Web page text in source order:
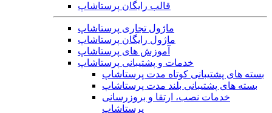
قالب رایگان پرستاشاپ
ماژول تجاری پرستاشاپ
ماژول رایگان پرستاشاپ
آموزش های پرستاشاپ
خدمات و پشتیبانی پرستاشاپ
بسته های پشتیبانی کوتاه مدت پرستاشاپ
بسته های پشتیبانی بلند مدت پرستاشاپ
خدمات نصب، ارتقا و بروزرسانی
پرستاشاپ